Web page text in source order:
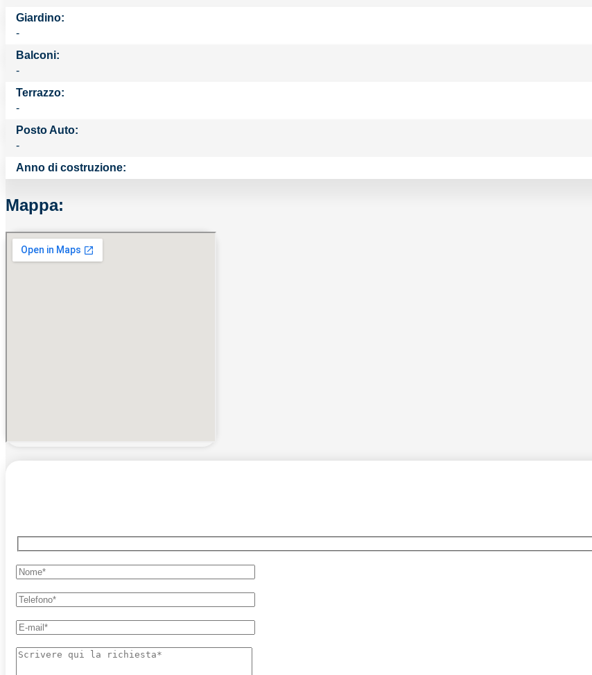
Giardino:
-
Balconi:
-
Terrazzo:
-
Posto Auto:
-
Anno di costruzione:
Mappa: